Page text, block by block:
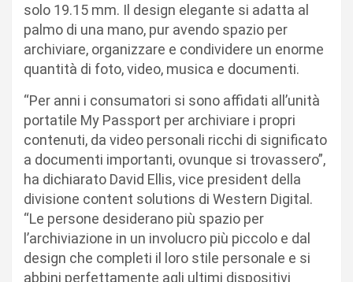
solo 19.15 mm. Il design elegante si adatta al
palmo di una mano, pur avendo spazio per
archiviare, organizzare e condividere un enorme
quantità di foto, video, musica e documenti.
“Per anni i consumatori si sono affidati all’unità
portatile My Passport per archiviare i propri
contenuti, da video personali ricchi di significato
a documenti importanti, ovunque si trovassero”,
ha dichiarato David Ellis, vice president della
divisione content solutions di Western Digital.
“Le persone desiderano più spazio per
l’archiviazione in un involucro più piccolo e dal
design che completi il loro stile personale e si
abbini perfettamente agli ultimi dispositivi